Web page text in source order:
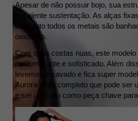
Apesar de não possuir bojo, sua
excelente sustentação. As alças
enquanto todos os metais são
oxidação.
Com suas costas nuas, este modelo
deslumbrante e sofisticado. Além
levemente cavado e fica super
Aurora é tão completo que pode ser
e ser utilizado como peça chave